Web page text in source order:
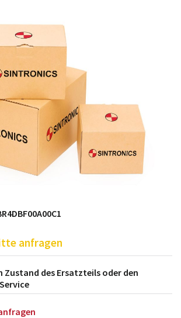
Baugruppen technisch hochwertig
die abgekündigten Baugruppen
ersetzt.
anfragen
Zustand des Ersatzteils oder den